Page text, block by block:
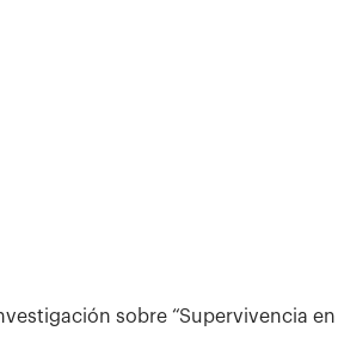
sobre “Supervivencia en